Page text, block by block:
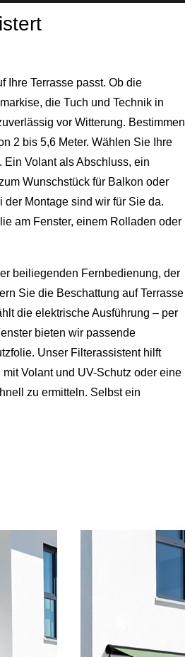
Ihre Terrasse passt. Ob die
die Tuch und Technik in
vor Witterung. Bestimmen
2 bis 5,6 Meter. Wählen Sie Ihre
Volant als Abschluss, ein
Wunschstück für Balkon oder
Montage sind wir für Sie da.
am Fenster, einem Rolladen oder
beiliegenden Fernbedienung, der
Sie die Beschattung auf Terrasse
die elektrische Ausführung – per
bieten wir passende
Unser Filterassistent hilft
Volant und UV-Schutz oder eine
zu ermitteln. Selbst ein